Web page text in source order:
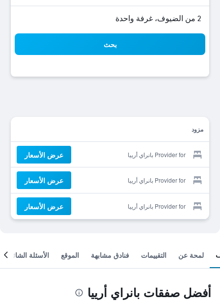
2 من الضيوف، غرفة واحدة
بحث
مزود
Provider for بانراي أرييا عرض الأسعار
Provider for بانراي أرييا عرض الأسعار
Provider for بانراي أرييا عرض الأسعار
لمحة عن التقييمات فنادق مشابهة الموقع الأسئلة الشائعة
أفضل صفقات بانراي أرييا